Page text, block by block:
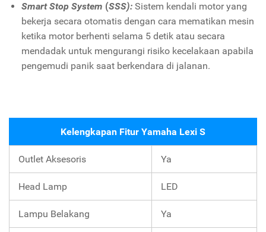
Smart Stop System (SSS):Sistem kendali motor yang
bekerja secara otomatis dengan cara mematikan mesin
ketika motor berhenti selama 5 detik atau secara
mendadak untuk mengurangi risiko kecelakaan apabila
pengemudi panik saat berkendara di jalanan.
Kelengkapan Fitur Yamaha Lexi S
Outlet Aksesoris Ya
Head Lamp LED
Lampu Belakang Ya